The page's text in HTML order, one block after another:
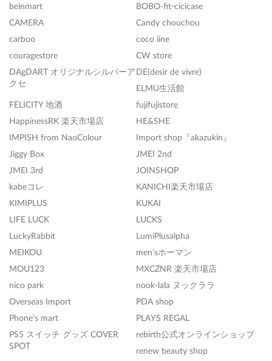
beinmart
BOBO-fit-cicicase
CAMERA
Candy chouchou
carboo
coco iine
couragestore
CW store
DAgDART オリジナルシルバーア
クセ
DE(desir de vivre)
ELMU生活館
FELICITY 地酒
fujifujistore
HappinessRK 楽天市場店
HE&SHE
IMPISH from NaoColour
Import shop『akazukin』
Jiggy Box
JMEI 2nd
JMEI 3rd
JOINSHOP
kabeコレ
KANICHI楽天市場店
KIMIPLUS
KUKAI
LIFE LUCK
LUCKS
LuckyRabbit
LumiPlusalpha
MEIKOU
men’sホーマン
MOU123
MXCZNR 楽天市場店
nico park
nook-lala ヌックララ
Overseas Import
PDA shop
Phone’s mart
PLAYS REGAL
PS5 スイッチ グッズ COVER
SPOT
rebirth公式オンラインショップ
renew beauty shop